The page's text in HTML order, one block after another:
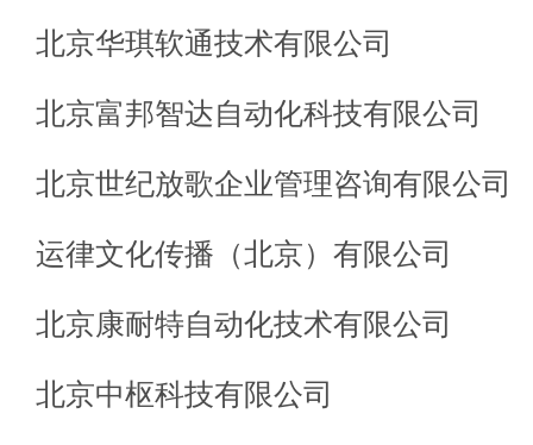
北京华琪软通技术有限公司
北京富邦智达自动化科技有限公司
北京世纪放歌企业管理咨询有限公司
运律文化传播（北京）有限公司
北京康耐特自动化技术有限公司
北京中枢科技有限公司